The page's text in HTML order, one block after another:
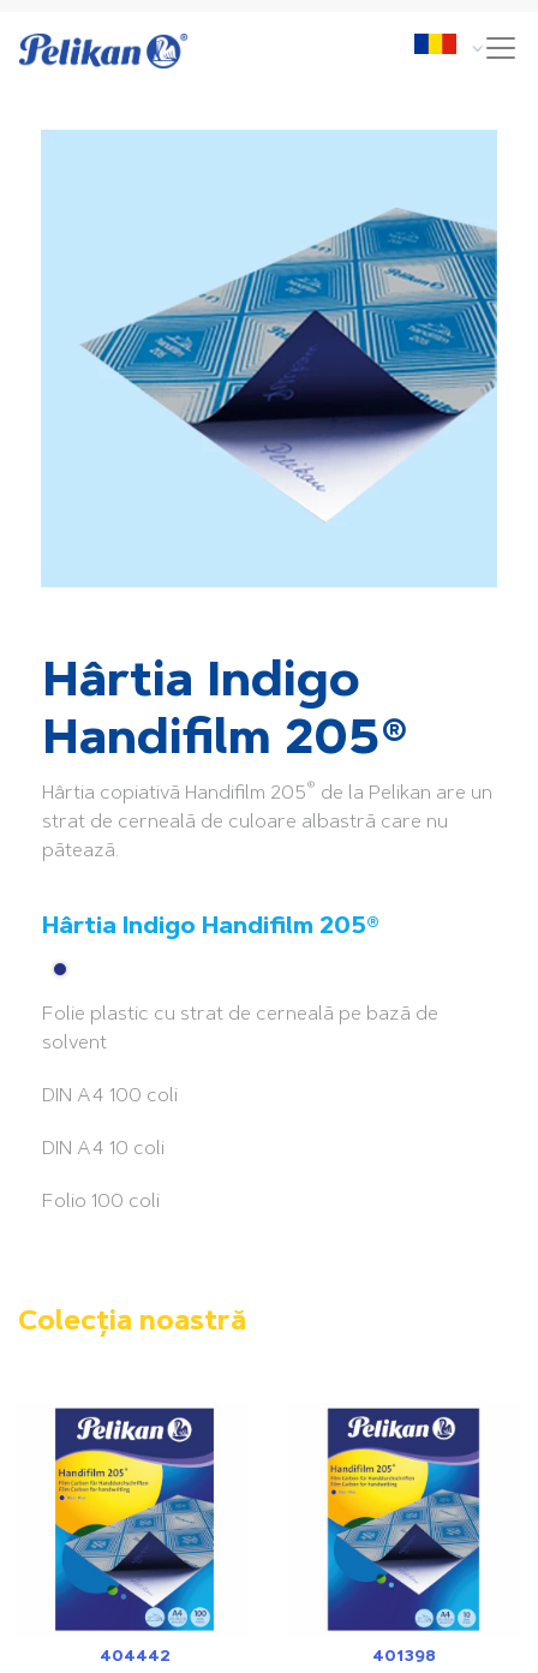
Hârtia Indigo
Handifilm 205®
Hârtia copiativă Handifilm 205® de la Pelikan are un
strat de cerneală de culoare albastră care nu
pătează.
Hârtia Indigo Handifilm 205®
Folie plastic cu strat de cerneală pe bază de
solvent
DIN A4 100 coli
DIN A4 10 coli
Folio 100 coli
Colecția noastră
404442 401398